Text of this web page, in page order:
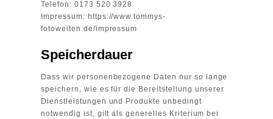
Telefon: 0173 520 3928
Impressum: https://www.tommys-
fotowelten.de/impressum
Speicherdauer
Dass wir personenbezogene Daten nur so lange
speichern, wie es für die Bereitstellung unserer
Dienstleistungen und Produkte unbedingt
notwendig ist, gilt als generelles Kriterium bei